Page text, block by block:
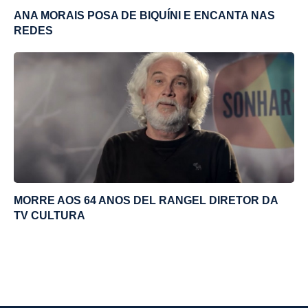
ANA MORAIS POSA DE BIQUÍNI E ENCANTA NAS
REDES
MORRE AOS 64 ANOS DEL RANGEL DIRETOR DA
TV CULTURA